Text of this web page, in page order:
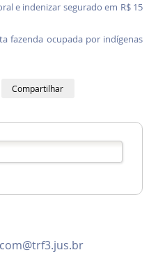
e indenizar segurado em R$ 15
fazenda ocupada por indígenas
Compartilhar